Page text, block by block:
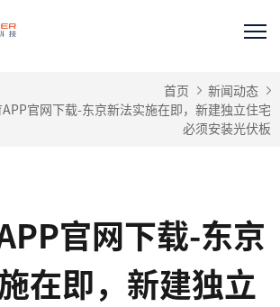
首页
新闻动态
官网下载-东京新法实施在即，新建独立住宅
必须安装光伏板
官网下载-东京
在即，新建独立